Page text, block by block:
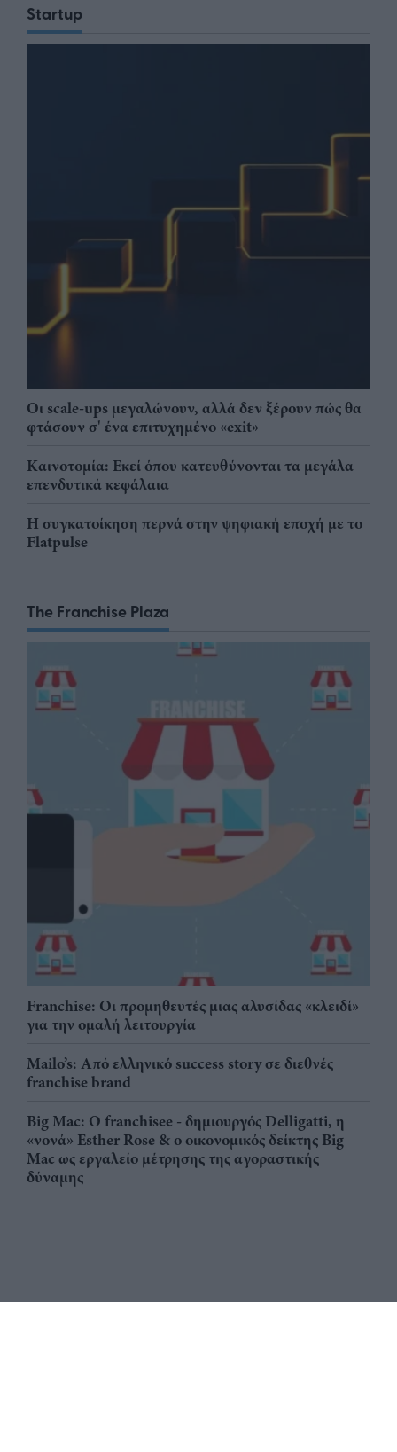
Startup
Οι scale-ups μεγαλώνουν, αλλά δεν ξέρουν πώς θα
φτάσουν σ' ένα επιτυχημένο «exit»
Καινοτομία: Εκεί όπου κατευθύνονται τα μεγάλα
επενδυτικά κεφάλαια
Η συγκατοίκηση περνά στην ψηφιακή εποχή με το
Flatpulse
The Franchise Plaza
Franchise: Οι προμηθευτές μιας αλυσίδας «κλειδί»
για την ομαλή λειτουργία
Mailo’s: Από ελληνικό success story σε διεθνές
franchise brand
Big Mac: Ο franchisee - δημιουργός Delligatti, η
«νονά» Esther Rose & ο οικονομικός δείκτης Big
Mac ως εργαλείο μέτρησης της αγοραστικής
δύναμης